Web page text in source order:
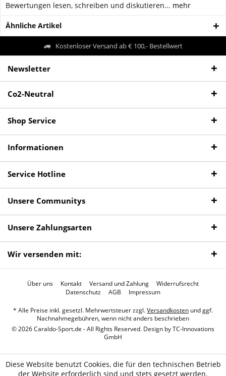
Bewertungen lesen, schreiben und diskutieren... mehr
Ähnliche Artikel
Kostenloser Versand ab € 100,- Bestellwert
Newsletter
Co2-Neutral
Shop Service
Informationen
Service Hotline
Unsere Communitys
Unsere Zahlungsarten
Wir versenden mit:
Über uns Kontakt Versand und Zahlung
Widerrufsrecht
Datenschutz
AGB Impressum
* Alle Preise inkl. gesetzl. Mehrwertsteuer zzgl.Versandkosten und ggf.
Nachnahmegebühren, wenn nicht anders beschrieben
© 2026 Caraldo-Sport.de - All Rights Reserved. Design byTC-Innovations
GmbH
Diese Website benutzt Cookies, die für den technischen Betrieb
der Website erforderlich sind und stets gesetzt werden.